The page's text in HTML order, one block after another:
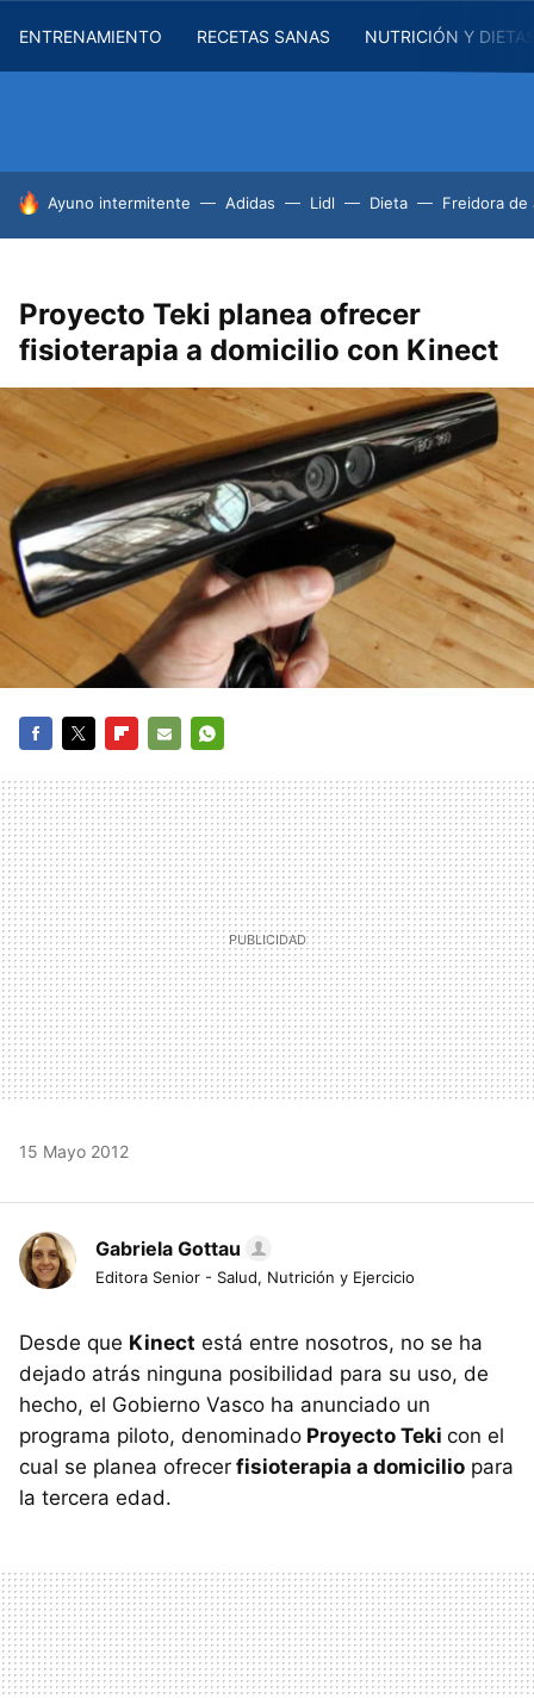
ENTRENAMIENTO RECETAS SANAS NUTRICIÓN Y
HOY SE HABLA DE
Ayuno intermitente Adidas Lidl Dieta Freidora de
Proyecto Teki planea ofrecer
fisioterapia a domicilio con Kinect
MAIL
15 Mayo 2012
Gabriela Gottau
Editora Senior - Salud, Nutrición y Ejercicio
Desde que Kinect está entre nosotros, no se ha
dejado atrás ninguna posibilidad para su uso, de
hecho, el Gobierno Vasco ha anunciado un
programa piloto, denominado Proyecto Teki con el
cual se planea ofrecer fisioterapia a domicilio para
la tercera edad.